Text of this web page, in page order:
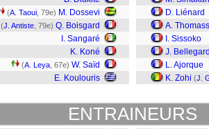
(A. Taoui , 79e) M. Dossevi
(J. Antiste , 79e) Q. Boisgard
I. Sangaré
K. Koné
(A. Leya , 67e) W. Saïd
E. Koulouris
D. Liénard
A.
I. Sissoko
J.
L. Ajorque
K. Zohi (J.
ENTRAINEURS